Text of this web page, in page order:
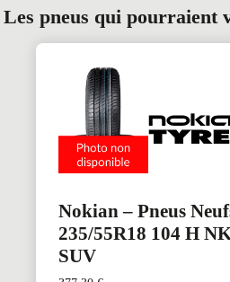
Les pneus qui pourraient
Nokian – Pneus
235/55R18 104 H
SUV